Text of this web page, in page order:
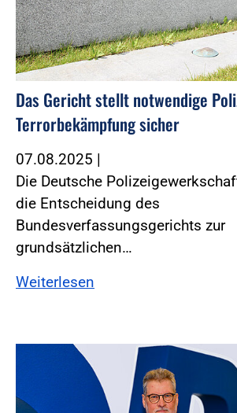
Das Gericht stellt notwendige
Terrorbekämpfung sicher
07.08.2025 |
Die Deutsche
die Entscheidung des
Bundesverfassungsgerichts zur
grundsätzlichen…
Weiterlesen